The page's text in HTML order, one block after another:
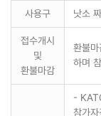
사용구 낫소
접수개시
및
환불마감
환불
하며
-
참가